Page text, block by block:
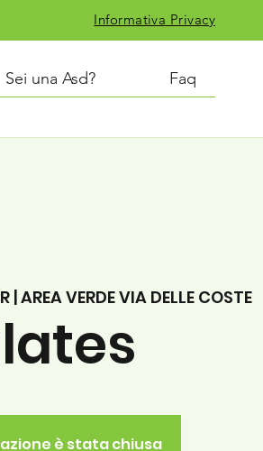
Informativa Privacy
Sei una Asd? Faq
| AREA VERDE VIA DELLE COSTE
è stata chiusa